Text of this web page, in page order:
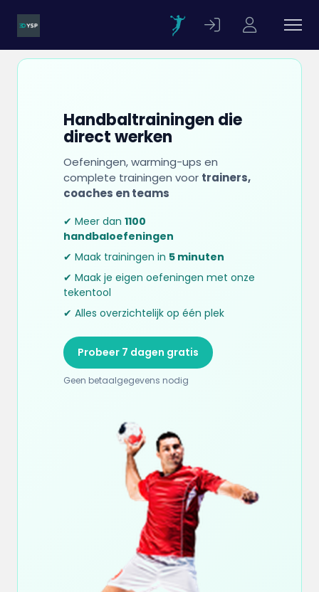
Handbaltrainingen die
direct werken
Oefeningen, warming-ups en
complete trainingen voor trainers,
coaches en teams
✔ Meer dan 1100
handbaloefeningen
✔ Maak trainingen in 5 minuten
✔ Maak je eigen oefeningen met onze
tekentool
✔ Alles overzichtelijk op één plek
Probeer 7 dagen gratis
Geen betaalgegevens nodig